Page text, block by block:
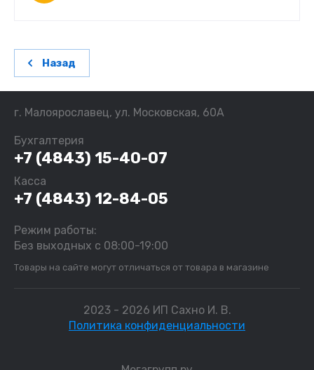
Назад
г. Малоярославец, ул. Московская, 60А
Бухгалтерия
+7 (4843) 15-40-07
Касса
+7 (4843) 12-84-05
Режим работы:
Без выходных с 08:00-19:00
Товары на сайте могут отличаться от товара в магазине
2023 - 2026 ИП Сахно И. В.
Политика конфиденциальности